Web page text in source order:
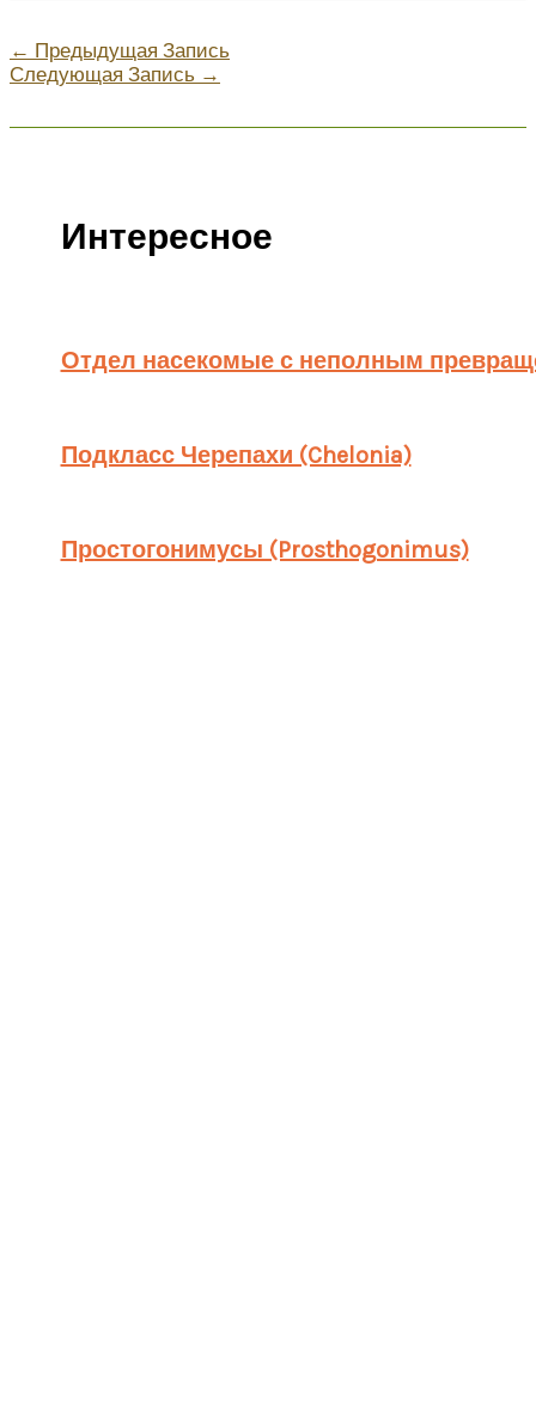
← Предыдущая Запись
Следующая Запись →
Интересное
Отдел насекомые с неполным
Подкласс Черепахи (Chelonia)
Простогонимусы (Prosthogonimus)